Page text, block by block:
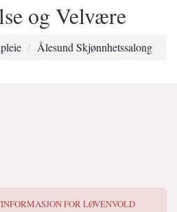
og Velvære
Ålesund Skjønnhetssalong
FORLØVENVOLD